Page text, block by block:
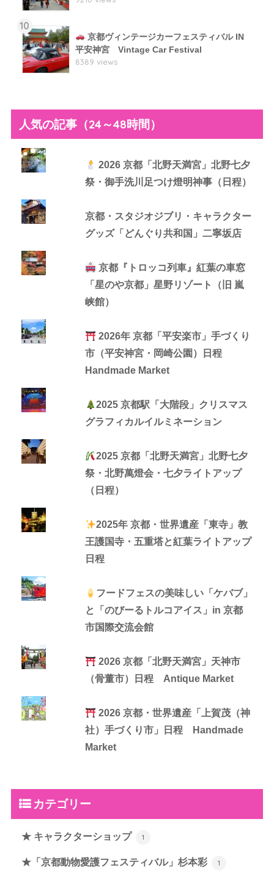
10
京都ヴィンテージカーフェスティバル IN
平安神宮 Vintage Car Festival
8389 views
人気の記事（24～48時間）
2026 京都「北野天満宮」北野七夕
祭・御手洗川足つけ燈明神事（日程）
京都・スタジオジブリ・キャラクター
グッズ「どんぐり共和国」二寧坂店
京都『トロッコ列車』紅葉の車窓
「星のや京都」星野リゾート（旧 嵐
峡館）
2026年 京都「平安楽市」手づくり
市（平安神宮・岡崎公園）日程
Handmade Market
2025 京都駅「大階段」クリスマス
グラフィカルイルミネーション
2025 京都「北野天満宮」北野七夕
祭・北野萬燈会・七夕ライトアップ
（日程）
2025年 京都・世界遺産「東寺」教
王護国寺・五重塔と紅葉ライトアップ
日程
フードフェスの美味しい「ケバブ」
と「のびーるトルコアイス」in 京都
市国際交流会館
2026 京都「北野天満宮」天神市
（骨董市）日程 Antique Market
2026 京都・世界遺産「上賀茂（神
社）手づくり市」日程 Handmade
Market
カテゴリー
★ キャラクターショップ 1
★「京都動物愛護フェスティバル」杉本彩 1